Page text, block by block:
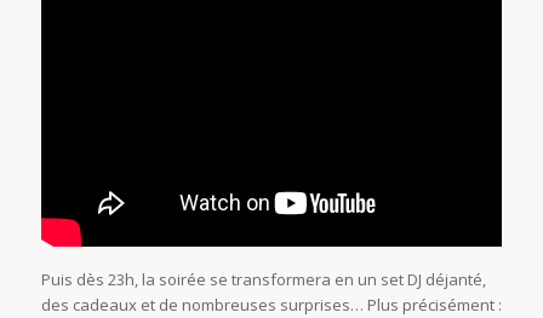
Puis dès 23h, la soirée se transformera en un set DJ déjanté,
des cadeaux et de nombreuses surprises… Plus précisément :